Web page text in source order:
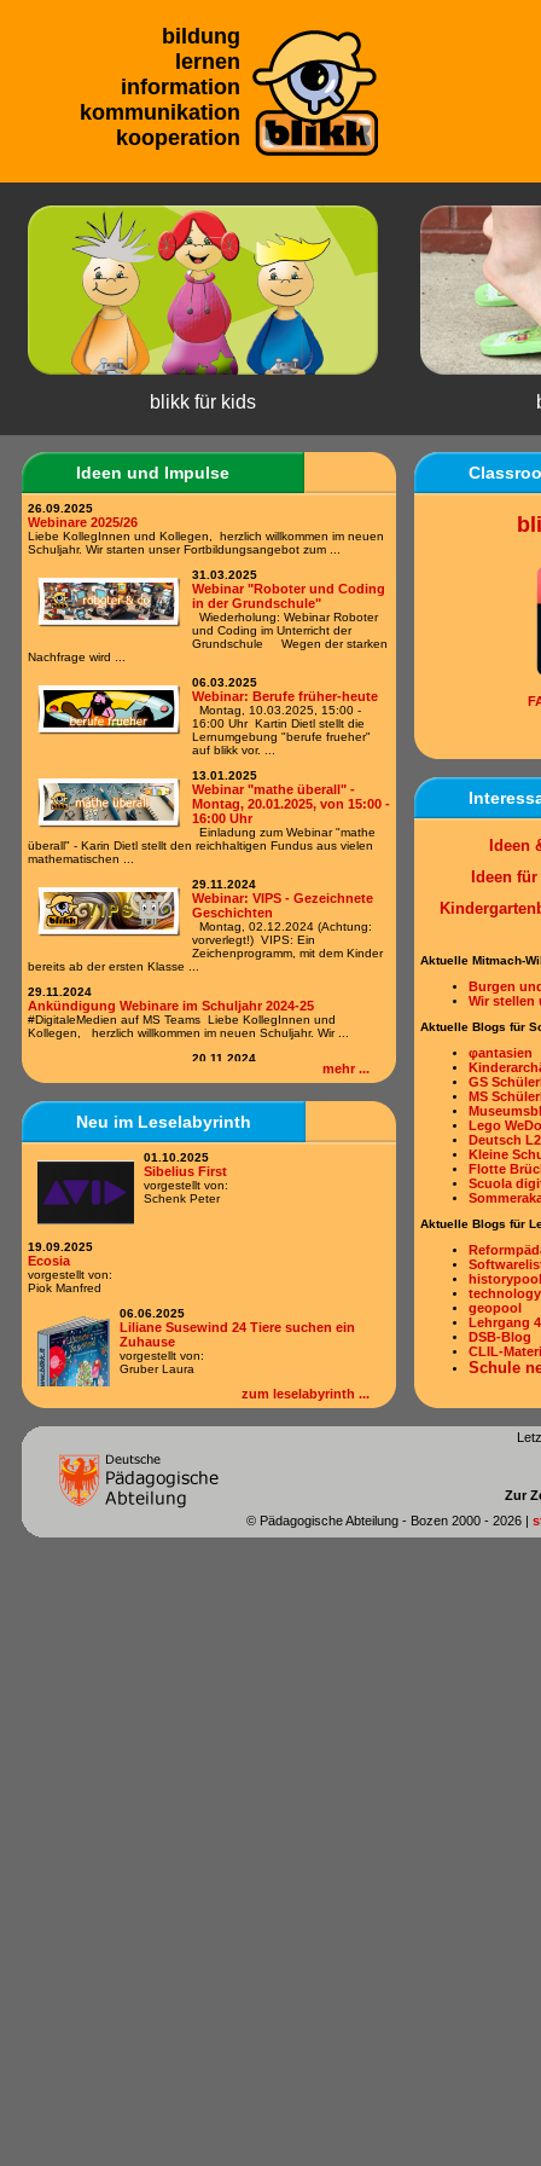
bildung
lernen
information
kommunikation
kooperation
blikk für kids
Ideen und Impulse
26.09.2025
Webinare 2025/26
Liebe KollegInnen und Kollegen, herzlich willkommen im neuen
Schuljahr. Wir starten unser Fortbildungsangebot zum ...
31.03.2025
Webinar "Roboter und Coding
in der Grundschule"
Wiederholung: Webinar Roboter
und Coding im Unterricht der
Grundschule Wegen der starken
Nachfrage wird ...
06.03.2025
Webinar: Berufe früher-heute
Montag, 10.03.2025, 15:00 -
16:00 Uhr Kartin Dietl stellt die
Lernumgebung "berufe frueher"
auf blikk vor. ...
13.01.2025
Webinar "mathe überall" -
Montag, 20.01.2025, von 15:00 -
16:00 Uhr
Einladung zum Webinar "mathe
überall" - Karin Dietl stellt den reichhaltigen Fundus aus vielen
mathematischen ...
29.11.2024
Webinar: VIPS - Gezeichnete
Geschichten
Montag, 02.12.2024 (Achtung:
vorverlegt!) VIPS: Ein
Zeichenprogramm, mit dem Kinder
bereits ab der ersten Klasse ...
29.11.2024
Ankündigung Webinare im Schuljahr 2024-25
#DigitaleMedien auf MS Teams Liebe KollegInnen und
Kollegen, herzlich willkommen im neuen Schuljahr. Wir ...
20.11.2024
Dieses Konzept, das ich vor vielen
Jahren entwickelt und umgesetzt
anderem können sie ...
27.09.2024
im Unterricht
16:00 Uhr Blogs: Wie kann
mit Hilfe von Blogs im Unterricht ...
13.01.2024
die Kinder ist das Erstellen von
Bildgeschichten, die kaum Grenzen
mehr ...
Ideen
Ideen
Aktuelle Mitmach-
Burgen
Wir stellen
Aktuelle Blogs für
φantasien
GS
MS
Lego WeDo
Deutsch
Kleine
Flotte
Scuola
Aktuelle Blogs für
historypool
geopool
Lehrgang
DSB-Blog
CLIL-
Schule
Übersicht Blogs
Übersicht Wikis
Neu im Leselabyrinth
01.10.2025
Sibelius First
vorgestellt von:
Schenk Peter
19.09.2025
Ecosia
vorgestellt von:
Piok Manfred
06.06.2025
Liliane Susewind 24 Tiere suchen ein
Zuhause
vorgestellt von:
Gruber Laura
vorgestellt von:
Thaler Lisa
zum leselabyrinth ...
Zur
© Pädagogische Abteilung - Bozen 2000 - 2026 |